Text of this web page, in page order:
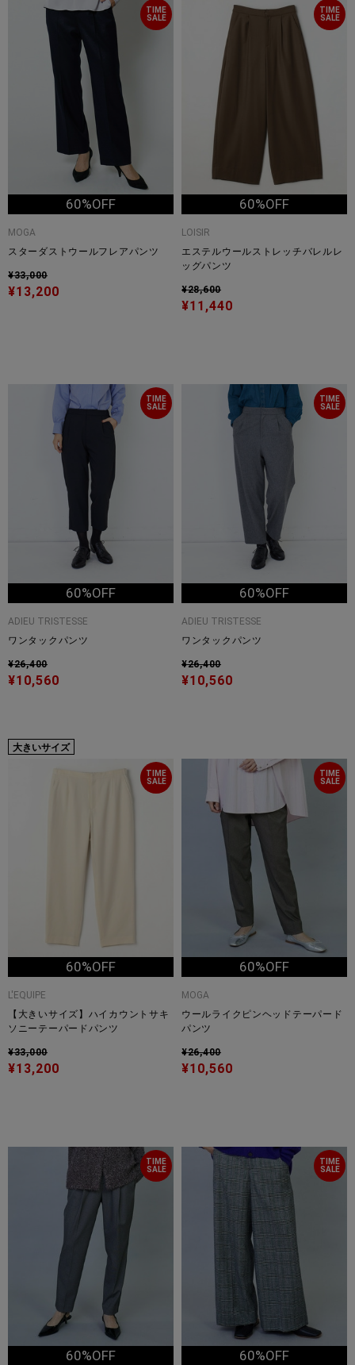
TIME
SALE
60%OFF
MOGA
スターダストウールフレアパンツ
¥33,000
¥13,200
TIME
SALE
60%OFF
LOISIR
エステルウールストレッチバレルレ
ッグパンツ
¥28,600
¥11,440
TIME
SALE
60%OFF
ADIEU TRISTESSE
ワンタックパンツ
¥26,400
¥10,560
TIME
SALE
60%OFF
ADIEU TRISTESSE
ワンタックパンツ
¥26,400
¥10,560
大きいサイズ
TIME
SALE
60%OFF
L'EQUIPE
【大きいサイズ】ハイカウントサキ
ソニーテーパードパンツ
¥33,000
¥13,200
TIME
SALE
60%OFF
MOGA
ウールライクピンヘッドテーパード
パンツ
¥26,400
¥10,560
TIME
SALE
60%OFF
TIME
SALE
60%OFF